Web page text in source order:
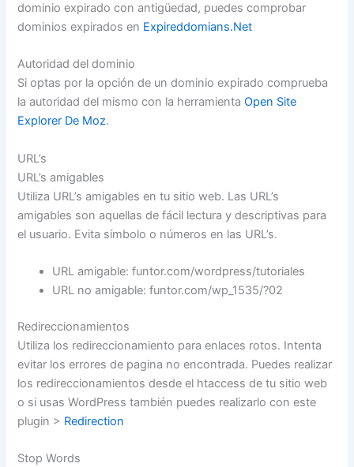
dominio expirado con antigüedad, puedes comprobar
dominios expirados en Expireddomians.Net
Autoridad del dominio
Si optas por la opción de un dominio expirado comprueba
la autoridad del mismo con la herramientaOpen Site
Explorer De Moz.
URL’s
URL’s amigables
Utiliza URL’s amigables en tu sitio web. Las URL’s
amigables son aquellas de fácil lectura y descriptivas para
el usuario. Evita símbolo o números en las URL’s.
URL amigable: funtor.com/wordpress/tutoriales
URL no amigable: funtor.com/wp_1535/?02
Redireccionamientos
Utiliza los redireccionamiento para enlaces rotos. Intenta
evitar los errores de pagina no encontrada. Puedes realizar
los redireccionamientos desde el htaccess de tu sitio web
o si usas WordPress también puedes realizarlo con este
plugin > Redirection
Stop Words